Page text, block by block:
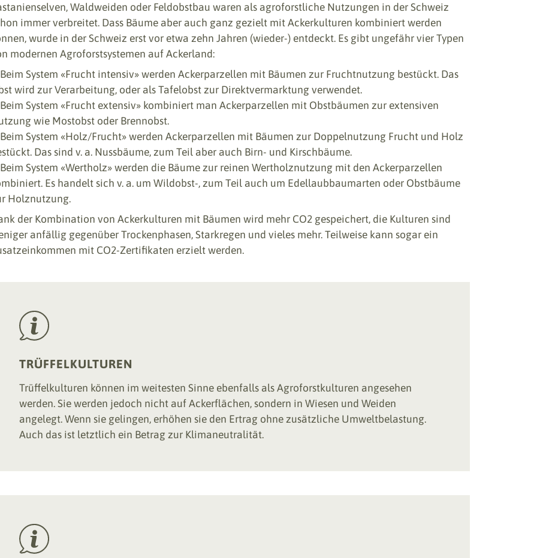
Waldweiden oder Feldobstbau waren als agroforstliche Nutzungen in der Schweiz
immer verbreitet. Dass Bäume aber auch ganz gezielt mit Ackerkulturen kombiniert werden
wurde in der Schweiz erst vor etwa zehn Jahren (wieder-) entdeckt. Es gibt ungefähr vier Typen
modernen Agroforstsystemen auf Ackerland:
Beim System «Frucht intensiv» werden Ackerparzellen mit Bäumen zur Fruchtnutzung bestückt. Das
wird zur Verarbeitung, oder als Tafelobst zur Direktvermarktung verwendet.
Beim System «Frucht extensiv» kombiniert man Ackerparzellen mit Obstbäumen zur extensiven
wie Mostobst oder Brennobst.
Beim System «Holz/Frucht» werden Ackerparzellen mit Bäumen zur Doppelnutzung Frucht und Holz
Das sind v. a. Nussbäume, zum Teil aber auch Birn- und Kirschbäume.
Beim System «Wertholz» werden die Bäume zur reinen Wertholznutzung mit den Ackerparzellen
Es handelt sich v. a. um Wildobst-, zum Teil auch um Edellaubbaumarten oder Obstbäume
Holznutzung.
der Kombination von Ackerkulturen mit Bäumen wird mehr CO2 gespeichert, die Kulturen sind
anfällig gegenüber Trockenphasen, Starkregen und vieles mehr. Teilweise kann sogar ein
mit CO2-Zertifikaten erzielt werden.
TRÜFFELKULTUREN
Trüffelkulturen können im weitesten Sinne ebenfalls als Agroforstkulturen angesehen
werden. Sie werden jedoch nicht auf Ackerflächen, sondern in Wiesen und Weiden
angelegt. Wenn sie gelingen, erhöhen sie den Ertrag ohne zusätzliche Umweltbelastung.
Auch das ist letztlich ein Betrag zur Klimaneutralität.